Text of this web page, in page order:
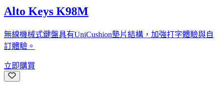
Alto Keys K98M
無線機械式鍵盤具有UniCushion墊片結構，加強打字體驗與自
訂體驗。
立即購買